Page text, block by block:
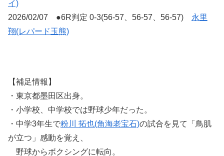
イ)
2026/02/07 ●6R判定 0-3(56-57、56-57、56-57) 永里
翔(レパード玉熊)
【補足情報】
・東京都墨田区出身。
・小学校、中学校では野球少年だった。
・中学3年生で粉川 拓也(角海老宝石)の試合を見て「鳥肌
が立つ」感動を覚え、
野球からボクシングに転向。